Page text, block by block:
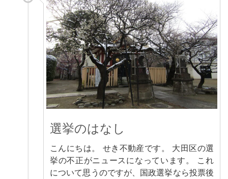
選挙のはなし
こんにちは。 せき不動産です。 大田区の選
挙の不正がニュースになっています。 これ
について思うのですが、国政選挙なら投票後